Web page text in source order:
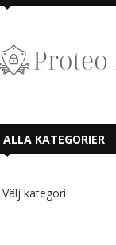
ALLA KATEGORIER